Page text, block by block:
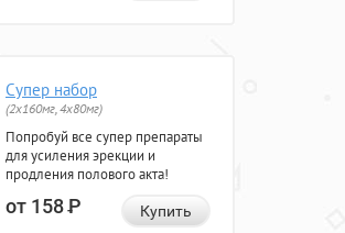
Супер набор
(2х160мг, 4х80мг)
Попробуй все супер препараты
для усиления эрекции и
продления полового акта!
от 158Р Купить